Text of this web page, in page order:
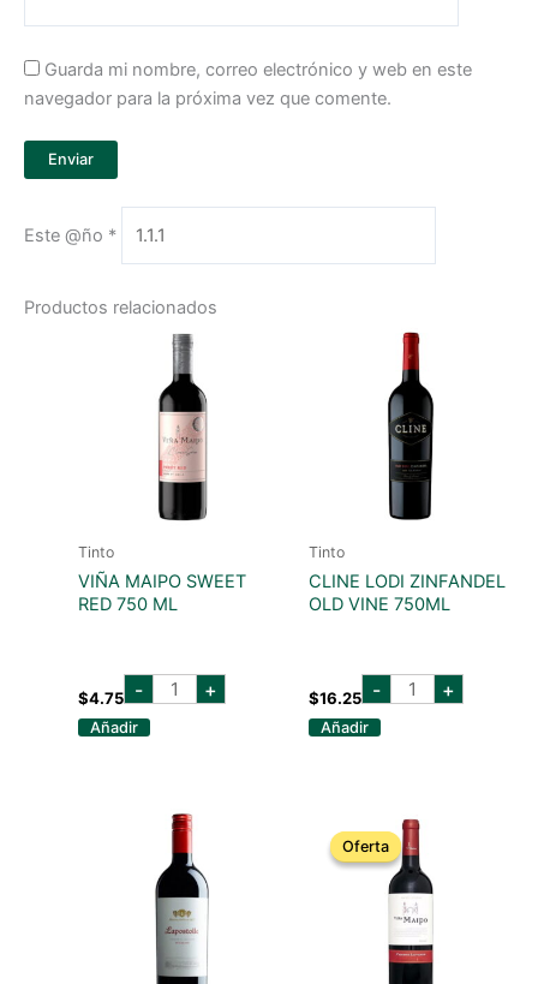
Guarda mi nombre, correo electrónico y web en este
navegador para la próxima vez que comente.
Este @ño *
Productos relacionados
Tinto
VIÑA MAIPO SWEET
RED 750 ML
$4.75 - VIÑA
MAIPO+
Añadir
Tinto
CLINE LODI ZINFANDEL
OLD VINE 750ML
$16.25 - cline
lodi +
Añadir
Oferta
Oferta